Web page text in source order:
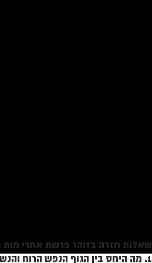
שאלות חזרה בזוהר פרשת אחרי
1. מה היחס בין הגוף הנפש הרוח והנשמה באדם?